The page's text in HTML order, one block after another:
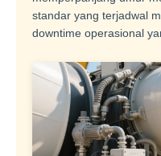
standar yang terjadwal
downtime operasional